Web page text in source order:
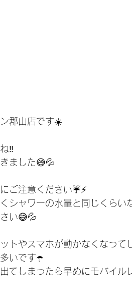
郡山店です☀️
‼️
ました😅💦
ご注意ください☔️⚡️
シャワーの水量と同じくらい
い😅💦
トやスマホが動かなくなって
いです☂️
てしまったら早めにモバイル